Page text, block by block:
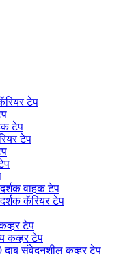
टेप
टेप
टेप
वाहक टेप
कॅरियर टेप
टेप
कव्हर टेप
दाब संवेदनशील कव्हर टेप